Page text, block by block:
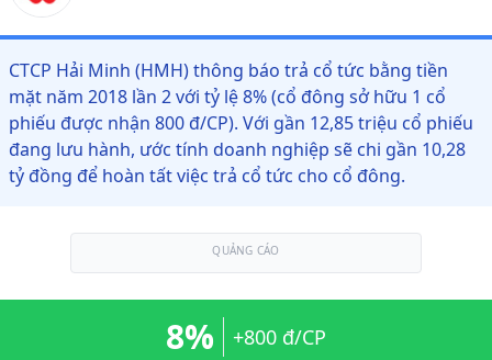
CTCP Hải Minh (HMH) thông báo trả cổ tức bằng tiền
mặt năm 2018 lần 2 với tỷ lệ 8% (cổ đông sở hữu 1 cổ
phiếu được nhận 800 đ/CP). Với gần 12,85 triệu cổ phiếu
đang lưu hành, ước tính doanh nghiệp sẽ chi gần 10,28
tỷ đồng để hoàn tất việc trả cổ tức cho cổ đông.
QUẢNG CÁO
8% +800 đ/CP